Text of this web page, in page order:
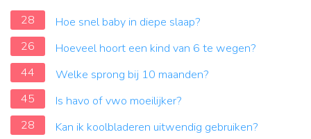
28
Hoe snel baby in diepe slaap?
26
Hoeveel hoort een kind van 6 te wegen?
44
Welke sprong bij 10 maanden?
45
Is havo of vwo moeilijker?
28
Kan ik koolbladeren uitwendig gebruiken?